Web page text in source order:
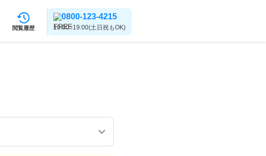
閲覧履歴
0800-123-4215
10:00~19:00(土日祝もOK)